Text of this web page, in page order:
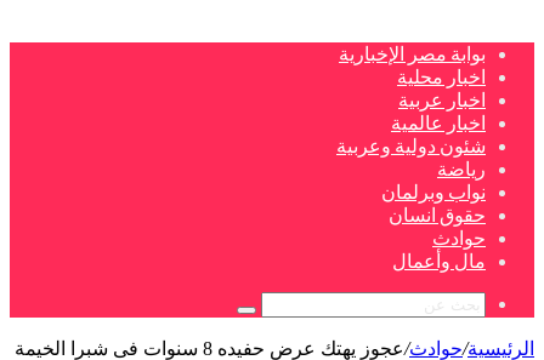
بوابة مصر الإخبارية
اخبار محلية
اخبار عربية
اخبار عالمية
شئون دولية وعربية
رياضة
نواب وبرلمان
حقوق انسان
حوادث
مال وأعمال
بحث
الرئيسية/حوادث/عجوز يهتك عرض حفيده 8 سنوات فى شبرا الخيمة